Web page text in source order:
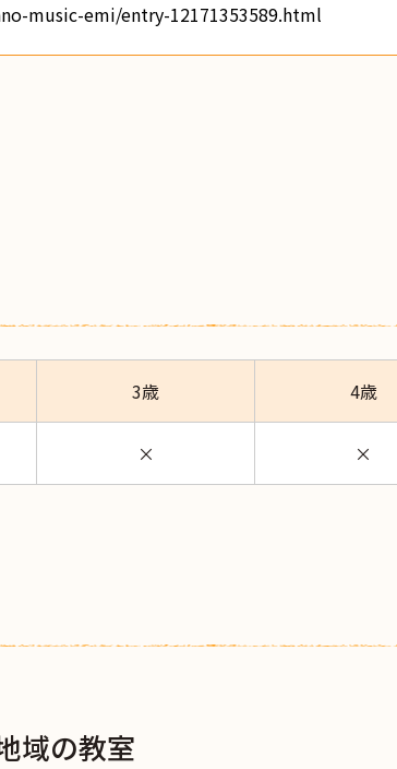
music-emi/entry-12171353589.html
3歳 4歳
× ×
域の教室